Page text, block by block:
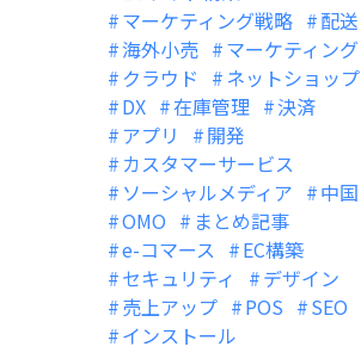
マーケティング戦略
配送
海外小売
マーケティング
クラウド
ネットショップ
DX
在庫管理
決済
アプリ
開発
カスタマーサービス
ソーシャルメディア
中国
OMO
まとめ記事
e-コマース
EC構築
セキュリティ
デザイン
売上アップ
POS
SEO
インストール